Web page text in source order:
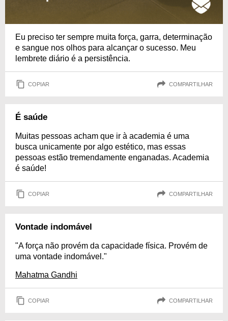
Eu preciso ter sempre muita força, garra, determinação
e sangue nos olhos para alcançar o sucesso. Meu
lembrete diário é a persistência.
COPIAR COMPARTILHAR
É saúde
Muitas pessoas acham que ir à academia é uma
busca unicamente por algo estético, mas essas
pessoas estão tremendamente enganadas. Academia
é saúde!
COPIAR COMPARTILHAR
Vontade indomável
"A força não provém da capacidade física. Provém de
uma vontade indomável."
Mahatma Gandhi
COPIAR COMPARTILHAR